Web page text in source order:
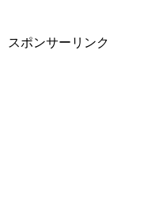
スポンサーリンク